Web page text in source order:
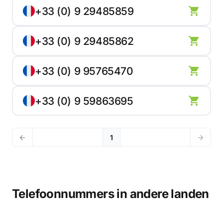
+33 (0) 9 29485859
+33 (0) 9 29485862
+33 (0) 9 95765470
+33 (0) 9 59863695
1
Telefoonnummers in andere landen